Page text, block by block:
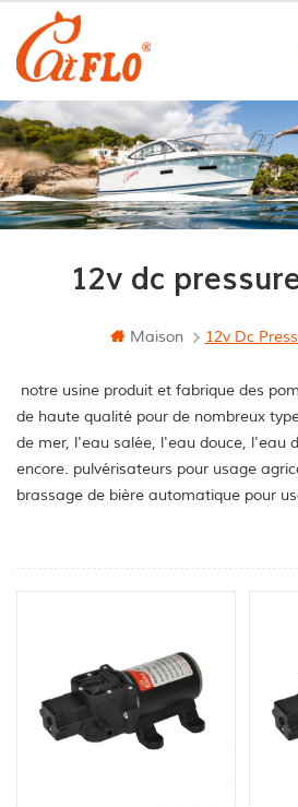
12v dc
Maison 12v Dc
notre usine produit et fabrique des
de haute qualité pour de nombreux
de mer, l'eau salée, l'eau douce, l'eau
encore. pulvérisateurs pour usage
brassage de bière automatique pour